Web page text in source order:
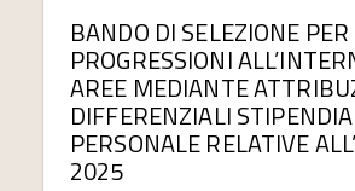
BANDO DI SELEZIONE PER
PROGRESSIONI
AREE MEDIANTE
DIFFERENZIALI
PERSONALE RELATIVE
2025